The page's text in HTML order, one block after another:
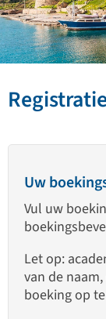
Uw
Vul uw
Let op:
van de
boeking op